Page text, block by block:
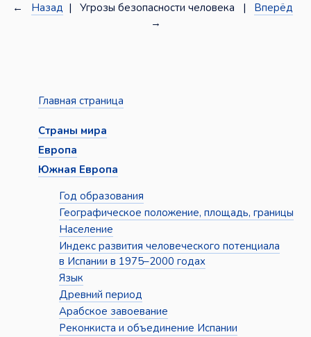
← Назад | Угрозы безопасности человека | Вперёд
→
Главная страница
Страны мира
Европа
Южная Европа
Год образования
Географическое положение, площадь, границы
Население
Индекс развития человеческого потенциала
в Испании в 1975–2000 годах
Язык
Древний период
Арабское завоевание
Реконкиста и объединение Испании